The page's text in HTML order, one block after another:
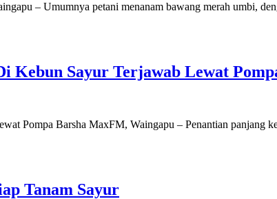
– Umumnya petani menanam bawang merah umbi,
Kebun Sayur Terjawab Lewat
Pompa Barsha MaxFM, Waingapu – Penantian panjang
Tanam Sayur